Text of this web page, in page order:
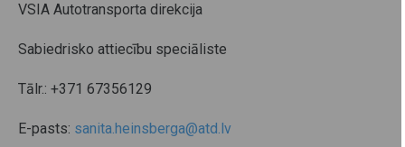
VSIA Autotransporta direkcija
Sabiedrisko attiecību speciāliste
Tālr.: +371 67356129
E-pasts: sanita.heinsberga@atd.lv